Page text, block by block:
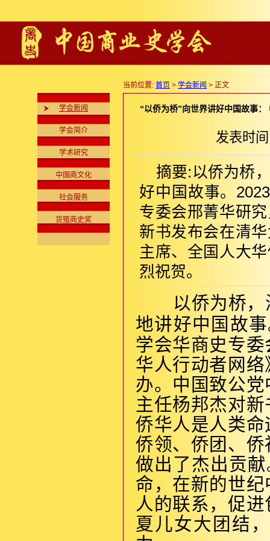
学会新闻
学会简介
学术研究
中国商文化
社会服务
货殖商史奖
当前位置: 首页 > 学会新闻 > 正文
“以侨为桥”向世界讲好中国故事
发表时
摘要:以侨为桥
好中国故事。
专委会邢菁华研
新书发布会在清
主席、全国人大
烈祝贺。
以侨为桥
地讲好中国故
学会华商史专
华人行动者网
办。中国致公
主任杨邦杰对
侨华人是人类
侨领、侨团、
做出了杰出贡
命，在新的世
人的联系，促
夏儿女大团结